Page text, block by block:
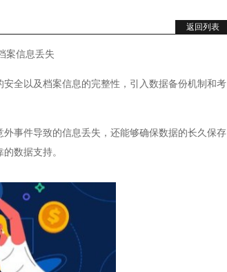
返回列表
案信息丢失
全以及档案信息的完整性，引入数据备份机制和考
事件导致的信息丢失，还能够确保数据的长久保存
数据支持。